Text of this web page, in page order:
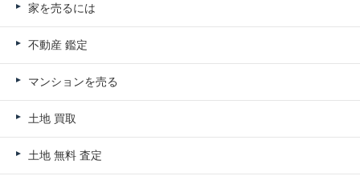
家を売るには
不動産 鑑定
マンションを売る
土地 買取
土地 無料 査定